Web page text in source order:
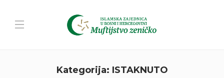
Kategorija: ISTAKNUTO